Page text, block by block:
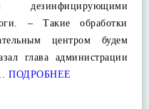
дезинфицирующими
– Такие обработки
центром будем
глава администрации
ПОДРОБНЕЕ